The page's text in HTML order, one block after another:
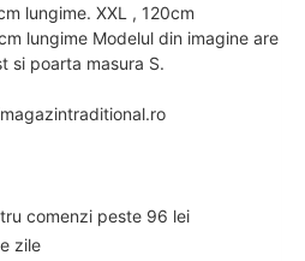
lungime. XXL , 120cm
lungime Modelul din imagine are
si poarta masura S.
comenzi peste 96 lei
zile